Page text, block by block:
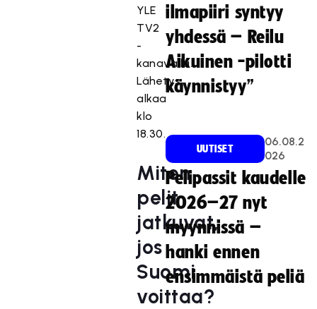
YLE
TV2
-
kanavalla.
Lähetys
alkaa
klo
18.30.
Miten
pelit
jatkuvat,
jos
Suomi
voittaa?
ilmapiiri syntyy
yhdessä – Reilu
Aikuinen -pilotti
käynnistyy”
UUTISET
06.08.2
026
Pelipassit kaudelle
2026–27 nyt
myynnissä –
hanki ennen
ensimmäistä peliä